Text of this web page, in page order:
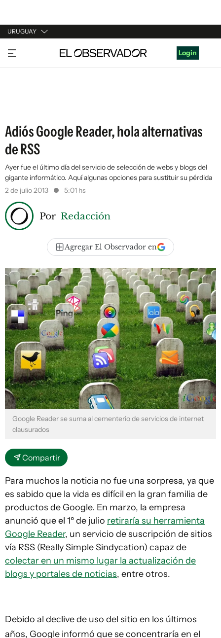
URUGUAY
URUGUAY
ARGENTINA
Login
Adiós Google Reader, hola alternativas
de RSS
Ayer fue el último día del servicio de selección de webs y blogs del
gigante informático. Aquí algunas opciones para sustituir su pérdida
2 de julio 2013
5:01 hs
Por Redacción
Agregar El Observador en
Google Reader se suma al cementerio de servicios de internet
clausurados
Compartir
Para muchos la noticia no fue una sorpresa, ya que
es sabido que la vida es difícil en la gran familia de
productos de Google. En marzo, la empresa
anunció que el 1º de julio retiraría su herramienta
Google Reader, un servicio de suscripción de sitios
vía RSS (Really Simple Sindycation) capaz de
colectar en un mismo lugar la actualización de
blogs y portales de noticias, entre otros.
Debido al declive de uso del sitio en los últimos
años, Google informó que se concentraría en el